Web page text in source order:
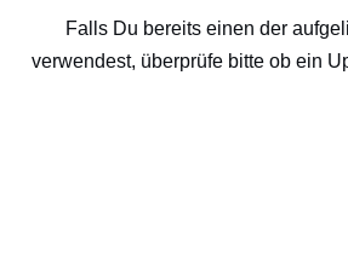
Falls Du bereits einen der
verwendest, überprüfe bitte ob ein